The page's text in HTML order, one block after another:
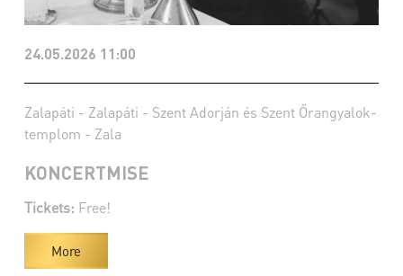
24.05.2026 11:00
Zalapáti - Zalapáti - Szent Adorján és Szent Őrangyalok-
templom - Zala
KONCERTMISE
Tickets: Free!
More